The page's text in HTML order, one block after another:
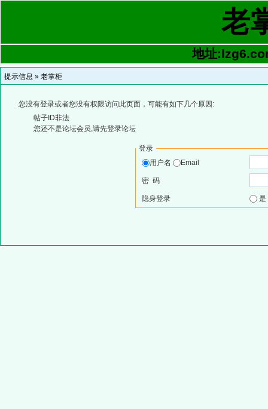
老
地址
提示信息 » 老掌柜
您没有登录或者您没有权限访问此页面，可能有如下几个原因:
帖子ID非法
您还不是论坛会员,请先登录论坛
登录
用户名
Email
密 码
隐身登录